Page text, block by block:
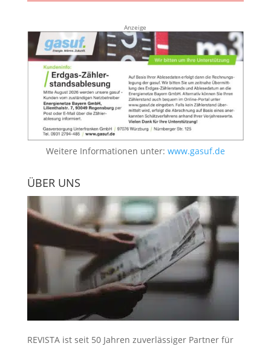
Anzeige
Weitere Informationen unter: www.gasuf.de
ÜBER UNS
REVISTA ist seit 50 Jahren zuverlässiger Partner für